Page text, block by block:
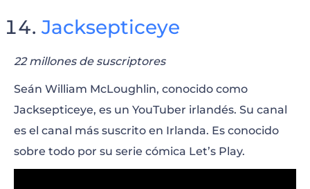
Jacksepticeye
22 millones de suscriptores
Seán William McLoughlin, conocido como
Jacksepticeye, es un YouTuber irlandés. Su canal
es el canal más suscrito en Irlanda. Es conocido
sobre todo por su serie cómica Let’s Play.